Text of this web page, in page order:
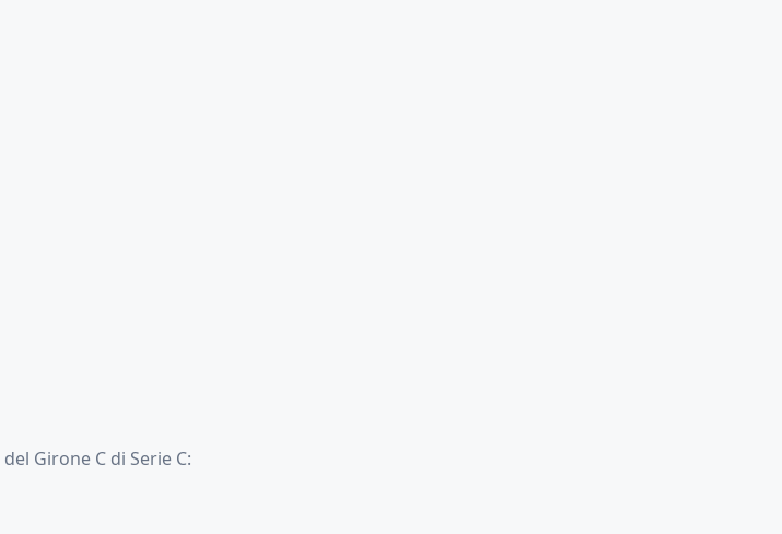
del Girone C di Serie C: